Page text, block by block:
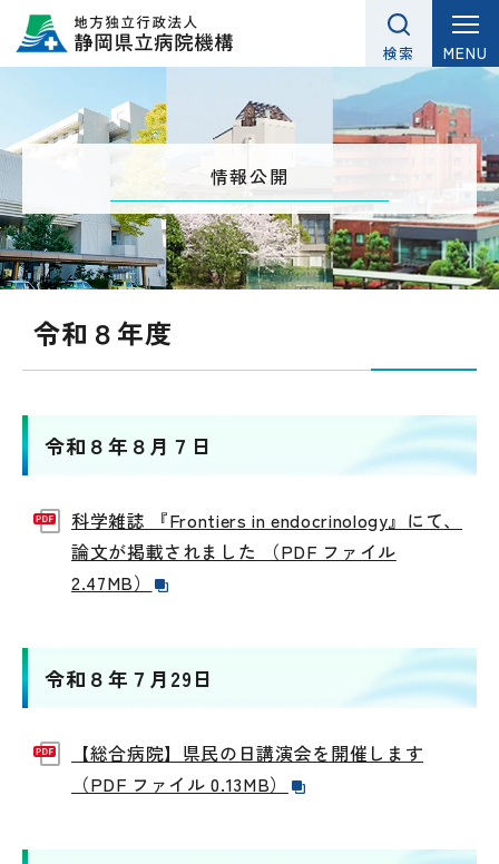
ロ
ル
ナ
ビ
ゲ
ー
シ
文
ー
ナ
ビ
ゲ
ー
シ
ョ
ッ
へ
検索 MENU
情報公開
令和８年度
令和８年８月７日
科学雑誌 『Frontiers in endocrinology』にて、
論文が掲載されました （PDF ファイル
2.47MB）
令和８年７月29日
【総合病院】県民の日講演会を開催します
（PDF ファイル 0.13MB）